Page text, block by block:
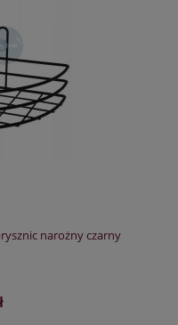
narożny czarny